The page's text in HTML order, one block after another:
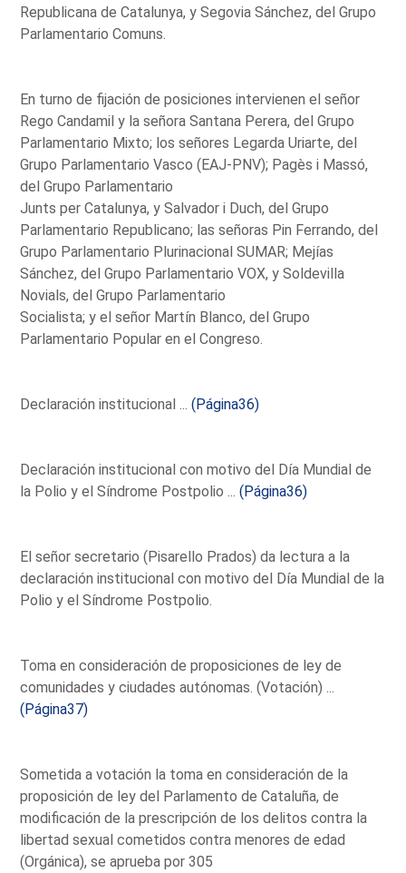
Republicana de Catalunya, y Segovia Sánchez, del Grupo
Parlamentario Comuns.
En turno de fijación de posiciones intervienen el señor
Rego Candamil y la señora Santana Perera, del Grupo
Parlamentario Mixto; los señores Legarda Uriarte, del
Grupo Parlamentario Vasco (EAJ-PNV); Pagès i Massó,
del Grupo Parlamentario
Junts per Catalunya, y Salvador i Duch, del Grupo
Parlamentario Republicano; las señoras Pin Ferrando, del
Grupo Parlamentario Plurinacional SUMAR; Mejías
Sánchez, del Grupo Parlamentario VOX, y Soldevilla
Novials, del Grupo Parlamentario
Socialista; y el señor Martín Blanco, del Grupo
Parlamentario Popular en el Congreso.
Declaración institucional ...(Página36)
Declaración institucional con motivo del Día Mundial de
la Polio y el Síndrome Postpolio ...(Página36)
El señor secretario (Pisarello Prados) da lectura a la
declaración institucional con motivo del Día Mundial de la
Polio y el Síndrome Postpolio.
Toma en consideración de proposiciones de ley de
comunidades y ciudades autónomas. (Votación) ...
(Página37)
Sometida a votación la toma en consideración de la
proposición de ley del Parlamento de Cataluña, de
modificación de la prescripción de los delitos contra la
libertad sexual cometidos contra menores de edad
(Orgánica), se aprueba por 305